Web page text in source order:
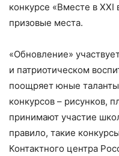
конкурсе «Вместе в
призовые места.
«Обновление»
и патриотическом
поощряет юные
конкурсов – рисунков,
принимают участие
правило, такие
Контактного центра